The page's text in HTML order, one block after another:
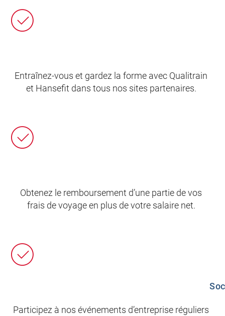
Entraînez-vous et gardez la forme avec Qualitrain
et Hansefit dans tous nos sites partenaires.
Obtenez le remboursement d’une partie de vos
frais de voyage en plus de votre salaire net.
Participez à nos événements d’entreprise réguliers